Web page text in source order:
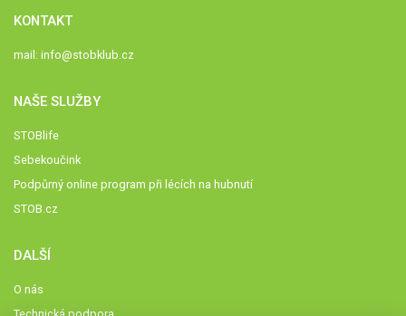
KONTAKT
mail: info@stobklub.cz
NAŠE SLUŽBY
STOBlife
Sebekoučink
Podpůrný online program při lécích na hubnutí
STOB.cz
DALŠÍ
O nás